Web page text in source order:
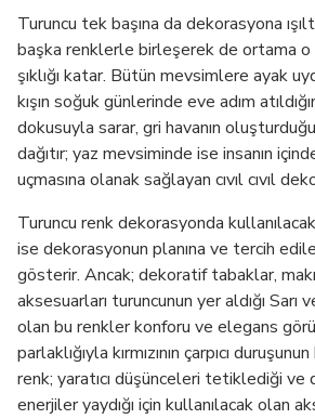
Turuncu tek başına da dekorasyona
başka renklerle birleşerek de ortama o
şıklığı katar. Bütün mevsimlere ayak
kışın soğuk günlerinde eve adım
dokusuyla sarar, gri havanın
dağıtır; yaz mevsiminde ise insanın
uçmasına olanak sağlayan cıvıl cıvıl
Turuncu renk dekorasyonda
ise dekorasyonun planına ve tercih
gösterir. Ancak; dekoratif tabaklar,
aksesuarları turuncunun yer aldığı Sarı ve
olan bu renkler konforu ve elegans
parlaklığıyla kırmızının çarpıcı
renk; yaratıcı düşünceleri tetiklediği ve
enerjiler yaydığı için kullanılacak olan